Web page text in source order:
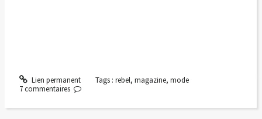
Lien permanent Tags : rebel, magazine, mode
7 commentaires